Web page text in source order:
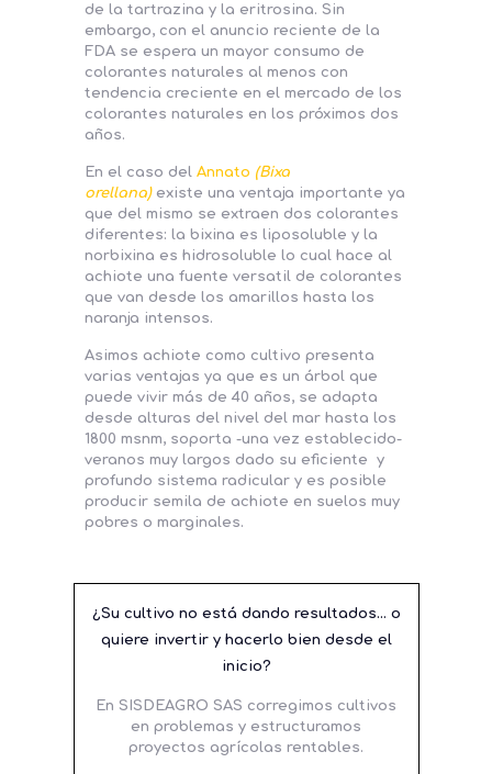
de la tartrazina y la eritrosina. Sin
embargo, con el anuncio reciente de la
FDA se espera un mayor consumo de
colorantes naturales al menos con
tendencia creciente en el mercado de los
colorantes naturales en los próximos dos
años.
En el caso del Annato (Bixa
orellana) existe una ventaja importante ya
que del mismo se extraen dos colorantes
diferentes: la bixina es liposoluble y la
norbixina es hidrosoluble lo cual hace al
achiote una fuente versatil de colorantes
que van desde los amarillos hasta los
naranja intensos.
Asimos achiote como cultivo presenta
varias ventajas ya que es un árbol que
puede vivir más de 40 años, se adapta
desde alturas del nivel del mar hasta los
1800 msnm, soporta -una vez establecido-
veranos muy largos dado su eficiente y
profundo sistema radicular y es posible
producir semila de achiote en suelos muy
pobres o marginales.
¿Su cultivo no está dando resultados… o
quiere invertir y hacerlo bien desde el
inicio?
En SISDEAGRO SAS corregimos cultivos
en problemas y estructuramos
proyectos agrícolas rentables.